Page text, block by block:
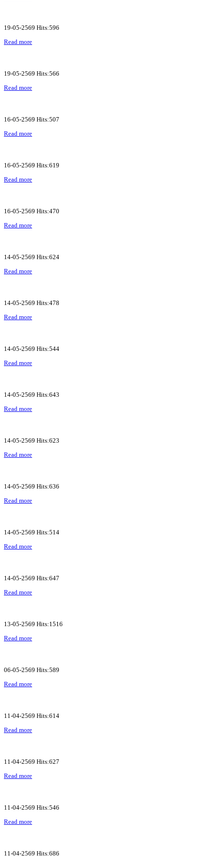
19-05-2569 Hits:596
Read more
19-05-2569 Hits:566
Read more
16-05-2569 Hits:507
Read more
16-05-2569 Hits:619
Read more
16-05-2569 Hits:470
Read more
14-05-2569 Hits:624
Read more
14-05-2569 Hits:478
Read more
14-05-2569 Hits:544
Read more
14-05-2569 Hits:643
Read more
14-05-2569 Hits:623
Read more
14-05-2569 Hits:636
Read more
14-05-2569 Hits:514
Read more
14-05-2569 Hits:647
Read more
13-05-2569 Hits:1516
Read more
06-05-2569 Hits:589
Read more
11-04-2569 Hits:614
Read more
11-04-2569 Hits:627
Read more
11-04-2569 Hits:546
Read more
11-04-2569 Hits:686